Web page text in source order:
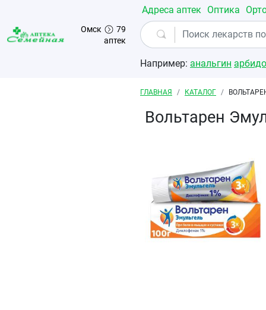
Перейти к основному содержанию
Омск
79
аптек
Адреса аптек Оптика
Например: анальгин
Строка навигации
ГЛАВНАЯ КАТАЛОГ
Вольтарен